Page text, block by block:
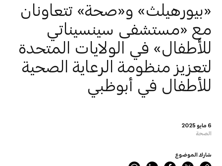
6 مايو 2025
الصحة
«بيورهيلث» و«صحة» تتعاونان
مع «مستشفى سينسيناتي
للأطفال» في الولايات المتحدة
لتعزيز منظومة الرعاية الصحية
للأطفال في أبوظبي
شارك الموضوع